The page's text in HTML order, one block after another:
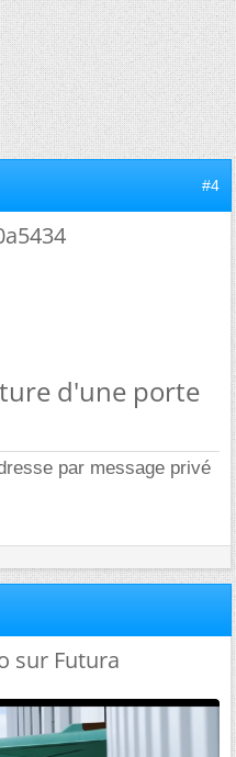
#4
d'une porte
par message privé
sur Futura